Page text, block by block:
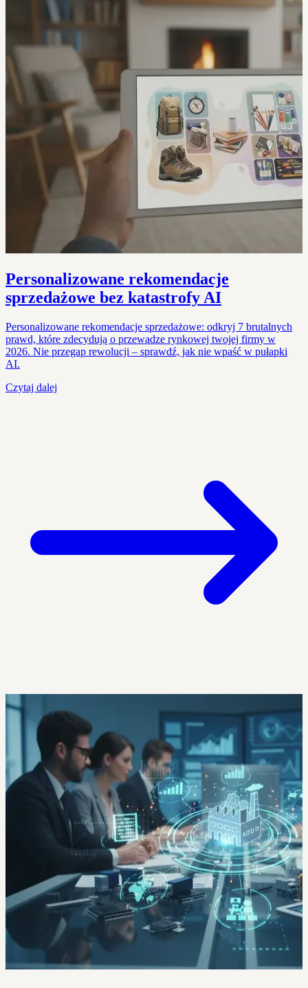
Personalizowane rekomendacje
sprzedażowe bez katastrofy AI
Personalizowane rekomendacje sprzedażowe: odkryj 7 brutalnych
prawd, które zdecydują o przewadze rynkowej twojej firmy w
2026. Nie przegap rewolucji – sprawdź, jak nie wpaść w pułapki
AI.
Czytaj dalej